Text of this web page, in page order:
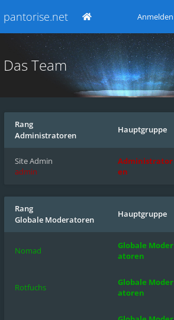
pantorise.net Anmelden
Das Team
Rang
Administratoren
Hauptgruppe
Site Admin
admin
Administrator
en
Rang
Globale Moderatoren
Hauptgruppe
Nomad
Globale Moder
atoren
Rotfuchs
Globale Moder
atoren